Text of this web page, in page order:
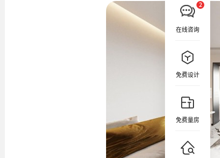
在线咨询
免费设计
免费量房